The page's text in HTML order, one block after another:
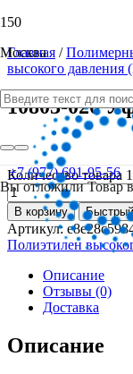
Москва
Вы отложилиТоварв
+7 (977) 691-95-56
Главная /
высокого
10803-020
от100 Р
Количество товара
В корзину
Артикул:
Полиэтилен
Описание
Отзывы (0)
Доставка
Описание